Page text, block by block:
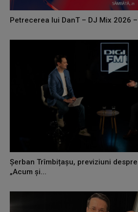
Petrecerea lui DanT – DJ Mix 2026
Șerban Trîmbițașu, previziuni
„Acum și...